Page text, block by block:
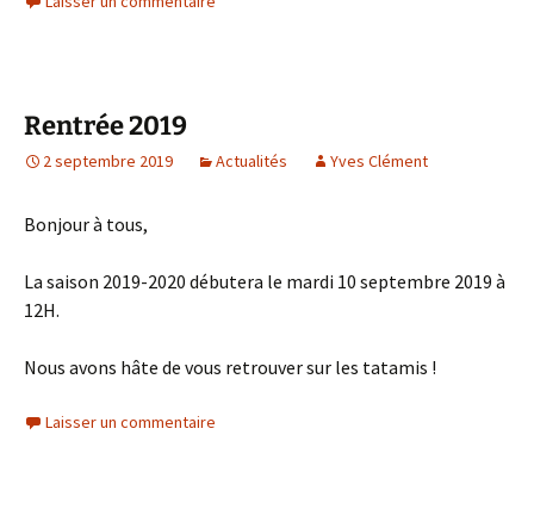
Rentrée 2019
2 septembre 2019 Actualités Yves Clément
Bonjour à tous,
La saison 2019-2020 débutera le mardi 10 septembre 2019 à
12H.
Nous avons hâte de vous retrouver sur les tatamis !
Laisser un commentaire